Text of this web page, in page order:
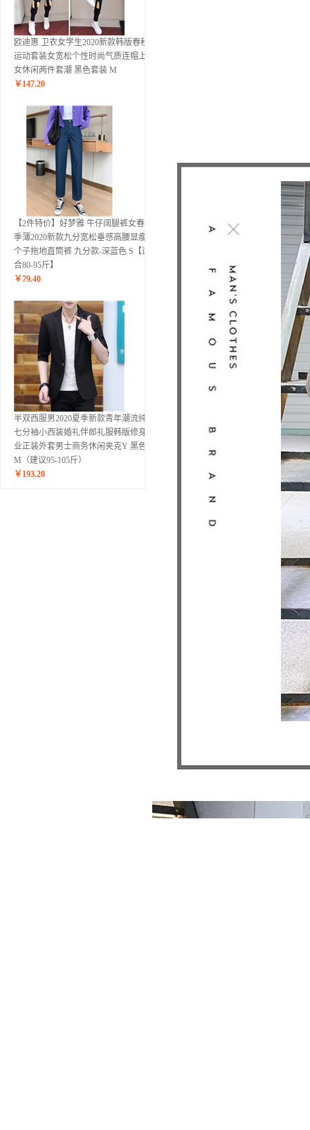
欧迪惠 卫衣女学生2020新款韩版春秋季
运动套装女宽松个性时尚气质连帽上衣
女休闲两件套潮 黑色套装 M
￥ 147.20
【2件特价】好梦雅 牛仔阔腿裤女春秋
季薄2020新款九分宽松垂感高腰显瘦小
个子拖地直筒裤 九分款-深蓝色 S【适
合80-95斤】
￥79.40
半双西服男2020夏季新款青年潮流纯色
七分袖小西装婚礼伴郎礼服韩版修身职
业正装外套男士商务休闲夹克Y 黑色
M（建议95-105斤）
￥ 193.20